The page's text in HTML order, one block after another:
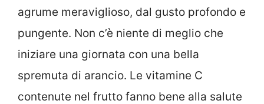
agrume meraviglioso, dal gusto profondo e
pungente. Non c’è niente di meglio che
iniziare una giornata con una bella
spremuta di arancio. Le vitamine C
contenute nel frutto fanno bene alla salute